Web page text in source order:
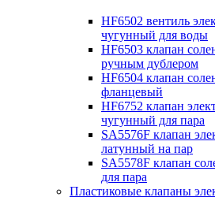
HF6502 вентиль
чугунный для воды
HF6503 клапан
ручным дублером
HF6504 клапан
фланцевый
HF6752 клапан
чугунный для пара
SA5576F клапан
латунный на пар
SA5578F клапан
для пара
Пластиковые клапаны